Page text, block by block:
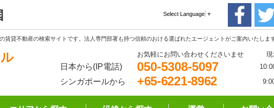
Select Language ▼
賃貸不動産の検索サイトです。法人専門部署も持つ信頼のおける選ばれたエージェントがご案内いたします
日本から(IP電話)
シンガポールから
お気軽にお問い合わせくださいませ
050-5308-5097
+65-6221-8962
現